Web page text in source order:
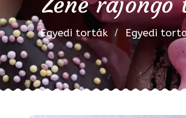
Egyedi torták Egyedi